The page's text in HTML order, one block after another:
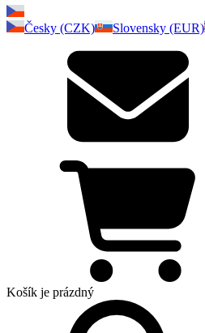
Česky (CZK)
Slovensky (EUR)
Košík je prázdný